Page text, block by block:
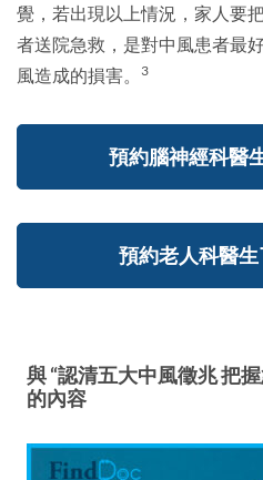
覺，若出現以上情況，家人要
者送院急救，是對中風患者最
風造成的損害。
3
預約腦神經科醫
預約老人科醫
與 “認清五大中風徵兆 把
的內容